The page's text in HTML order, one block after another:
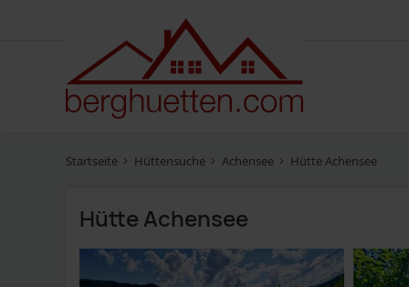
Startseite Hüttensuche Achensee Hütte Achensee
Fotos Ausstattung
Reservieren
Hütte Achensee